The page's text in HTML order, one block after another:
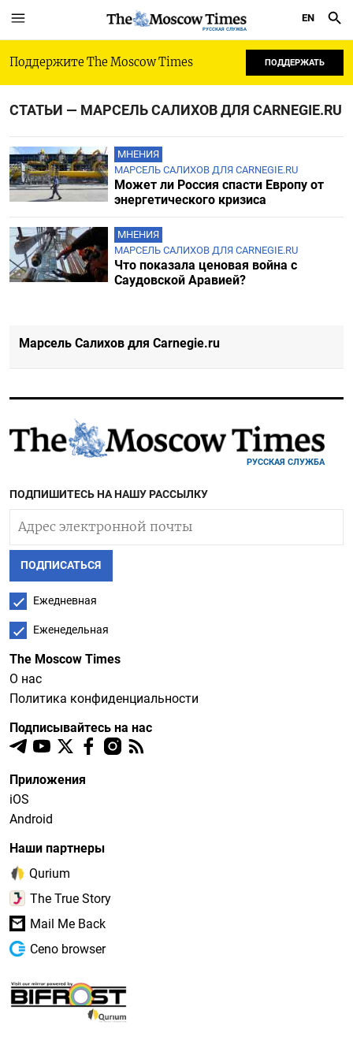
РУССКАЯ СЛУЖБА
EN
Поддержите The Moscow Times ПОДДЕРЖАТЬ
СТАТЬИ — МАРСЕЛЬ САЛИХОВ ДЛЯ CARNEGIE.RU
МНЕНИЯ
МАРСЕЛЬ САЛИХОВ ДЛЯ CARNEGIE.RU
Может ли Россия спасти Европу от
энергетического кризиса
МНЕНИЯ
МАРСЕЛЬ САЛИХОВ ДЛЯ CARNEGIE.RU
Что показала ценовая война с
Саудовской Аравией?
Марсель Салихов для Carnegie.ru
РУССКАЯ СЛУЖБА
ПОДПИШИТЕСЬ НА НАШУ РАССЫЛКУ
ПОДПИСАТЬСЯ
Ежедневная
Еженедельная
The Moscow Times
О нас
Политика конфиденциальности
Подписывайтесь на нас
Приложения
iOS
Android
Наши партнеры
Qurium
The True Story
Mail Me Back
Ceno browser